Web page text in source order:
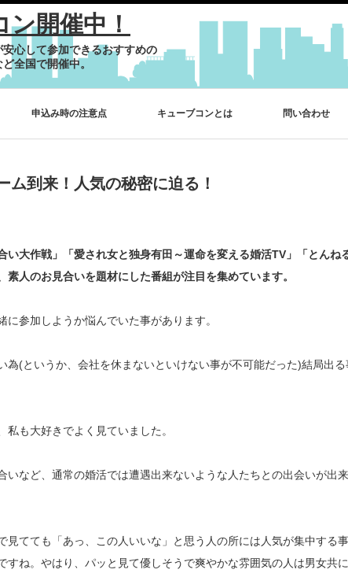
開催中！
心して参加できるおすすめの
全国で開催中。
申込み時の注意点 キューブコンとは 問い合わせ
ム到来！人気の秘密に迫る！
い大作戦」「愛され女と独身有田～運命を変える婚活TV」「とんね
素人のお見合いを題材にした番組が注目を集めています。
に参加しようか悩んでいた事があります。
為(というか、 会社を休まないといけない事が不可能だった)結局出る
も大好きでよく見ていました。
いなど、 通常の婚活では遭遇出来ないような人たちとの出会いが出
てても「あっ、この人いいな」 と思う人の所には人気が集中する事
すね。やはり、 パッと見て優しそうで爽やかな雰囲気の人は男女共